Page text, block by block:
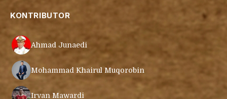
KONTRIBUTOR
Ahmad Junaedi
Mohammad Khairul Muqorobin
Irvan Mawardi